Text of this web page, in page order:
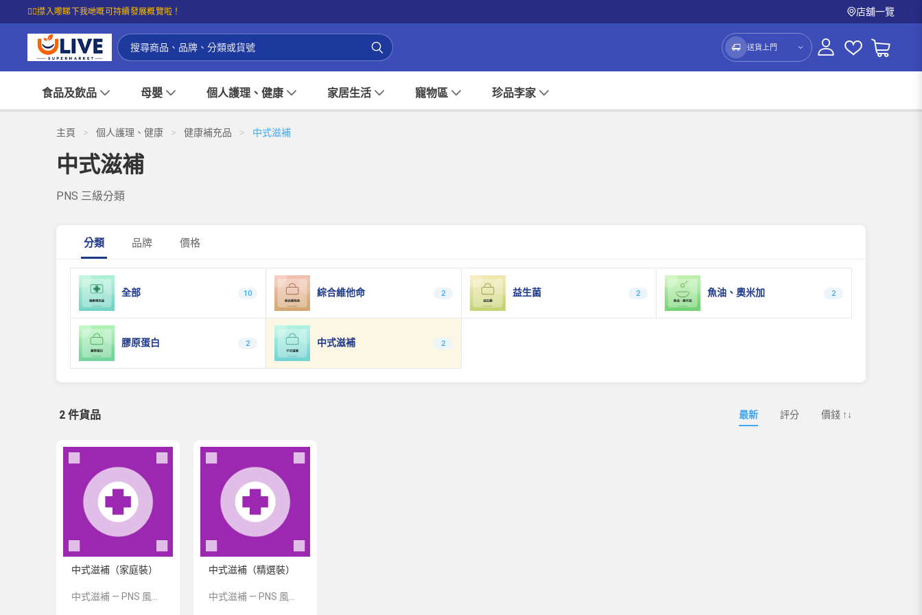
☝🏼㩒入嚟睇下我哋嘅可持續發展概覽啦！ 店舖一覽
送貨上門
食品及飲品 母嬰 個人護理、健康 家居生活 寵物區 珍品李家
主頁 > 個人護理、健康 > 健康補充品 > 中式滋補
中式滋補
PNS 三級分類
分類 品牌 價格
全部 10 綜合維他命 2 益生菌 2 魚油、奧米加 2
膠原蛋白 2 中式滋補 2
2 件貨品 最新 評分 價錢 ↑↓
中式滋補（家庭裝） 中式滋補（精選裝）